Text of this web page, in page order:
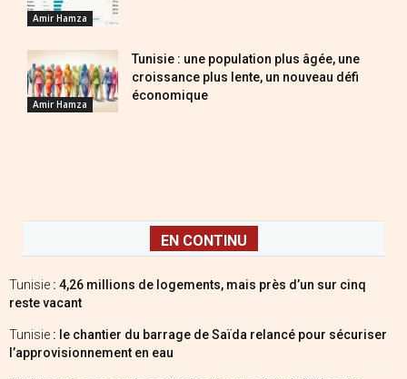
Amir Hamza
Amir Hamza
Tunisie : une population plus âgée, une
croissance plus lente, un nouveau défi
économique
EN CONTINU
Tunisie : 4,26 millions de logements, mais près d’un sur cinq
reste vacant
Tunisie : le chantier du barrage de Saïda relancé pour sécuriser
l’approvisionnement en eau